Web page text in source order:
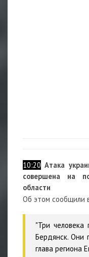
10:20 Атака
совершена на
области
Об этом сообщили
"Три
Бердянск. Они
глава региона